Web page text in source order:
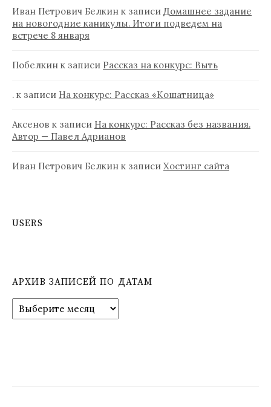
Иван Петрович Белкин к записи Домашнее задание
на новогодние каникулы. Итоги подведем на
встрече 8 января
Побелкин к записи Рассказ на конкурс: Выть
. к записи На конкурс: Рассказ «Кошатница»
Аксенов к записи На конкурс: Рассказ без названия.
Автор — Павел Адрианов
Иван Петрович Белкин к записи Хостинг сайта
USERS
АРХИВ ЗАПИСЕЙ ПО ДАТАМ
р
а